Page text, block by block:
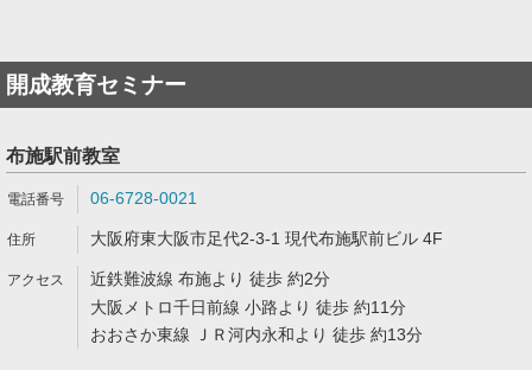
開成教育セミナー
布施駅前教室
06-6728-0021
大阪府東大阪市足代2-3-1 現代布施駅前ビル 4F
近鉄難波線 布施より 徒歩 約2分
大阪メトロ千日前線 小路より 徒歩 約11分
おおさか東線 ＪＲ河内永和より 徒歩 約13分